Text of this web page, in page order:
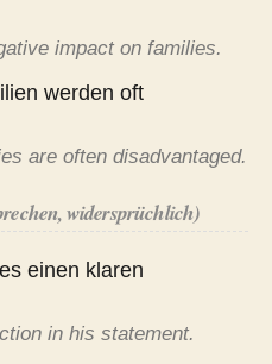
impact on families.
werden oft
are often disadvantaged.
widersprüchlich)
einen klaren
in his statement.